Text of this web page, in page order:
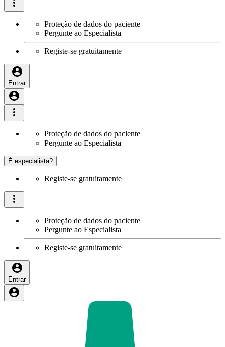
Proteção de dados do paciente
Pergunte ao Especialista
Registe-se gratuitamente
Entrar
Proteção de dados do paciente
Pergunte ao Especialista
É especialista?
Registe-se gratuitamente
Proteção de dados do paciente
Pergunte ao Especialista
Registe-se gratuitamente
Entrar